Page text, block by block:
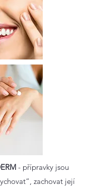
- přípravky jsou
zachovat její